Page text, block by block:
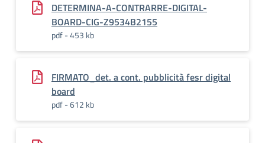
DETERMINA-A-CONTRARRE-DIGITAL-
BOARD-CIG-Z9534B2155
pdf - 453 kb
FIRMATO_det. a cont. pubblicità fesr digital
board
pdf - 612 kb